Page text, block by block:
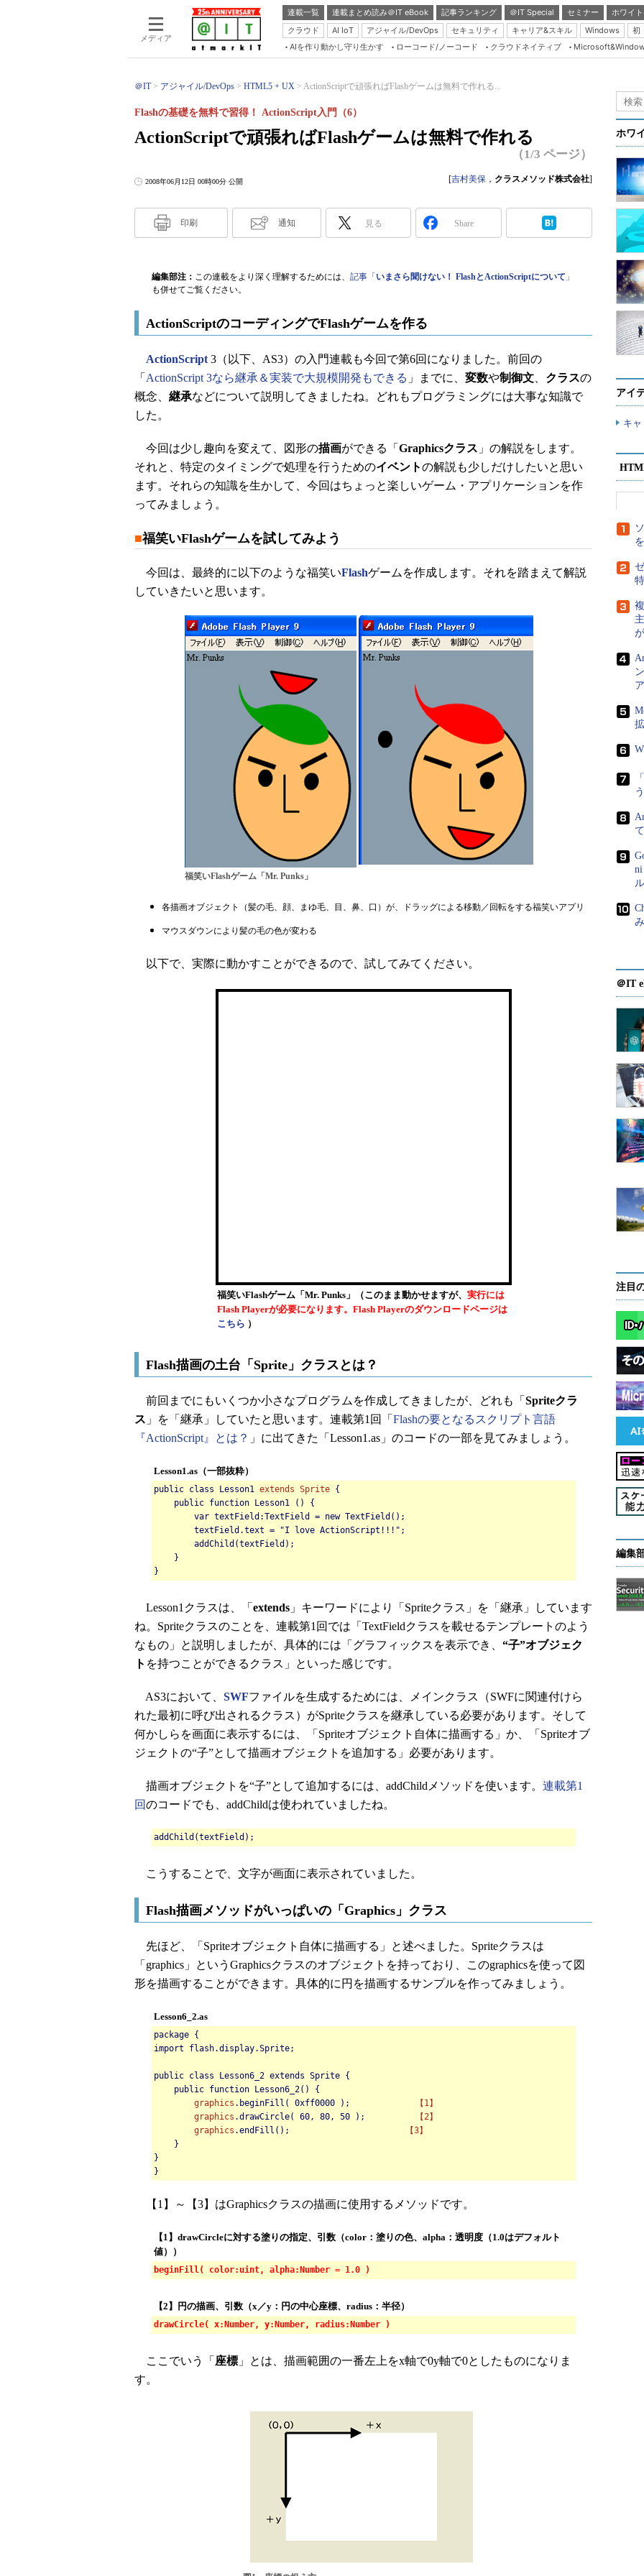
メディア
連載一覧 連載まとめ読み＠IT eBook 記事ランキング ＠IT Special セミナー
ホワイ
クラウド
AI IoT アジャイル/DevOps セキュリティ キャリア&スキル Windows
初
Server & Storage
Database Expert
Master of IP Network
Security & Trust
AIを作り動かし守り生かす ローコード/ノーコード クラウドネイティブ
＠IT アジャイル/DevOps HTML5 + UX ActionScriptで頑張ればFlashゲームは無料で作れる...
ActionScriptで頑張ればFlashゲームは無料で作れる
Flashの基礎を無料で習得！ ActionScript入門（6）
（1/3 ページ）
2008年06月12日 00時00分 公開 [吉村美保 ， クラスメソッド株式会社]
印刷 通知 見る Share
編集部注： この連載をより深く理解するためには、 記事「 いまさら聞けない！ FlashとActionScriptについて 」
も併せてご覧ください。
ActionScriptのコーディングでFlashゲームを作る
ActionScript 3（以下、AS3）の入門連載も今回で第6回になりました。前回の
「 ActionScript 3なら継承＆実装で大規模開発もできる 」までに、 変数や制御文 クラスの
概念、 継承などについて説明してきましたね。どれもプログラミングには大事な知識で
した。
今回は少し趣向を変えて、図形の描画ができる「 Graphicsクラス 」の解説をします。
それと、特定のタイミングで処理を行うためのイベントの解説も少しだけしたいと思い
ます。それらの知識を生かして、今回はちょっと楽しいゲーム・アプリケーションを作
ってみましょう。
■福笑いFlashゲームを試してみよう
今回は、最終的に以下のような福笑いFlashゲームを作成します。それを踏まえて解説
していきたいと思います。
福笑いFlashゲーム「Mr. Punks」
各描画オブジェクト（髪の毛、顔、まゆ毛、目、鼻、口）が、ドラッグによる移動／回転をする福笑いアプリ
マウスダウンにより髪の毛の色が変わる
以下で、実際に動かすことができるので、試してみてください。
福笑いFlashゲーム「Mr. Punks」（このまま動かせますが、 実行には
Flash Playerが必要になります。Flash Playerのダウンロードページは
こちら ）
Flash描画の土台「Sprite」クラスとは？
前回までにもいくつか小さなプログラムを作成してきましたが、どれも「 Spriteクラ
ス 」を「継承」していたと思います。連載第1回「 Flashの要となるスクリプト言語
『ActionScript』とは？ 」に出てきた「Lesson1.as」のコードの一部を見てみましょう。
Lesson1.as（一部抜粋）
public class Lesson1 extends Sprite{
public function Lesson1 () {
var textField:TextField = new TextField();
textField.text = "I love ActionScript!!!";
addChild(textField);
}
}
Lesson1クラスは、「 extends 」キーワードにより「Spriteクラス」を「継承」しています
ね。Spriteクラスのことを、連載第1回では「TextFieldクラスを載せるテンプレートのよう
なもの」と説明しましたが、具体的には「グラフィックスを表示でき、 “子”オブジェク
ト を持つことができるクラス」といった感じです。
AS3において、 SWFファイルを生成するためには、メインクラス（SWFに関連付けら
れた最初に呼び出されるクラス）がSpriteクラスを継承している必要があります。そして
何かしらを画面に表示するには、「Spriteオブジェクト自体に描画する」か、「Spriteオブ
ジェクトの“子”として描画オブジェクトを追加する」必要があります。
描画オブジェクトを“子”として追加するには、addChildメソッドを使います。 連載第1
回のコードでも、addChildは使われていましたね。
addChild(textField);
こうすることで、文字が画面に表示されていました。
Flash描画メソッドがいっぱいの「Graphics」クラス
先ほど、「Spriteオブジェクト自体に描画する」と述べました。Spriteクラスは
「graphics」というGraphicsクラスのオブジェクトを持っており、このgraphicsを使って図
形を描画することができます。具体的に円を描画するサンプルを作ってみましょう。
Lesson6_2.as
package {
import flash.display.Sprite;
public class Lesson6_2 extends Sprite {
public function Lesson6_2() {
graphics .beginFill( 0xff0000 );
【1】
graphics .drawCircle( 60, 80, 50 );
【2】
graphics .endFill();
【3】
}
}
}
【1】～【3】はGraphicsクラスの描画に使用するメソッドです。
【1】drawCircleに対する塗りの指定、引数（color：塗りの色、alpha：透明度（1.0はデフォルト
値））
beginFill( color:uint, alpha:Number = 1.0 )
【2】円の描画、引数（x／y：円の中心座標、radius：半径）
drawCircle( x:Number, y:Number, radius:Number )
ここでいう「 座標 」とは、描画範囲の一番左上をx軸で0y軸で0としたものになりま
す。
ホワ
アイ
キ
＠IT
注目
編集